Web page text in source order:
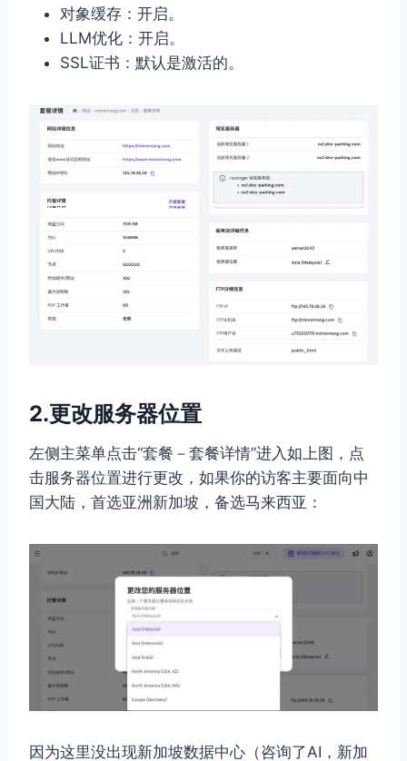
对象缓存：开启。
LLM优化：开启。
SSL证书：默认是激活的。
2.更改服务器位置
左侧主菜单点击“套餐－套餐详情”进入如上图，点
击服务器位置进行更改，如果你的访客主要面向中
国大陆，首选亚洲新加坡，备选马来西亚：
因为这里没出现新加坡数据中心（咨询了AI，新加